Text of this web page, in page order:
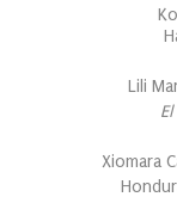
Lili
Xiomara